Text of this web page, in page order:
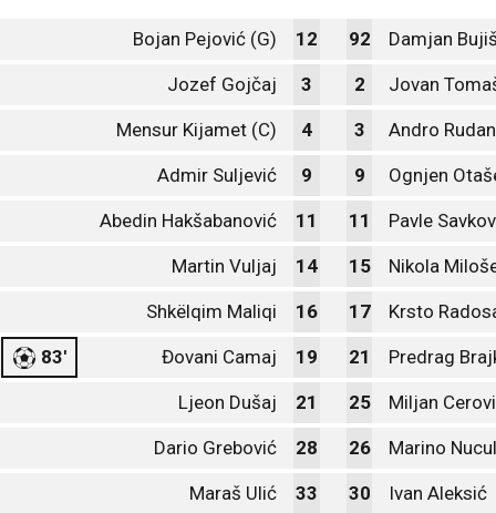
Bojan Pejović (G) 12 92 Damjan
Jozef Gojčaj 3 2 Jovan
Mensur Kijamet (C) 4 3 Andro Rudan
Admir Suljević 9 9 Ognjen
Abedin Hakšabanović 11 11 Pavle
Martin Vuljaj 14 15 Nikola
Shkëlqim Maliqi 16 17 Krsto
83' Đovani Camaj 19 21 Predrag
Ljeon Dušaj 21 25 Miljan
Dario Grebović 28 26 Marino
Maraš Ulić 33 30 Ivan Aleksić